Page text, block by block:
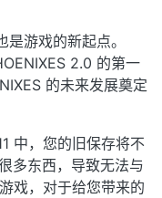
游戏的新起点。
2.0 的第一
的未来发展奠定
中，您的旧保存将不
多东西，导致无法与
戏，对于给您带来的